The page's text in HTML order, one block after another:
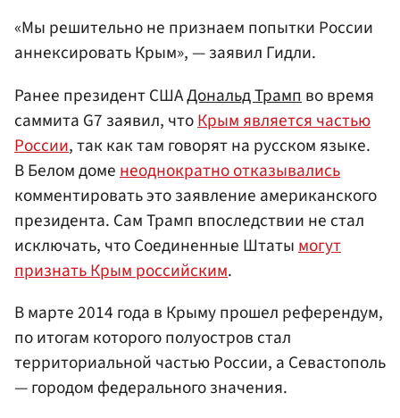
«Мы решительно не признаем попытки России
аннексировать Крым», — заявил Гидли.
Ранее президент СШАДональд Трамп во время
саммита G7 заявил, чтоКрым является частью
России, так как там говорят на русском языке.
В Белом доме неоднократно отказывались
комментировать это заявление американского
президента. Сам Трамп впоследствии не стал
исключать, что Соединенные Штаты могут
признать Крым российским.
В марте 2014 года в Крыму прошел референдум,
по итогам которого полуостров стал
территориальной частью России, а Севастополь
— городом федерального значения.